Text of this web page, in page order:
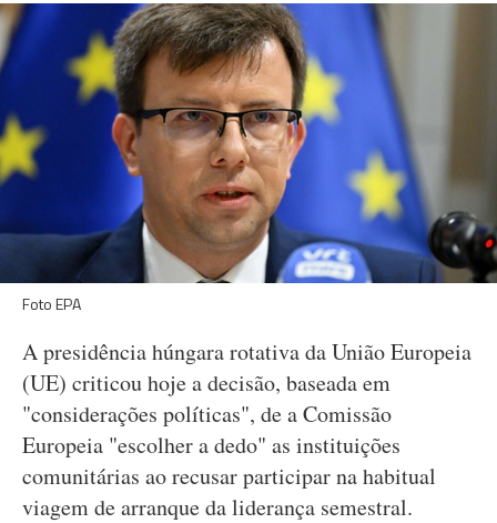
Foto EPA
A presidência húngara rotativa da União Europeia
(UE) criticou hoje a decisão, baseada em
"considerações políticas", de a Comissão
Europeia "escolher a dedo" as instituições
comunitárias ao recusar participar na habitual
viagem de arranque da liderança semestral.